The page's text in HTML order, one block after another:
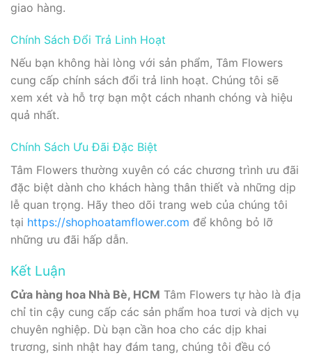
giao hàng.
Chính Sách Đổi Trả Linh Hoạt
Nếu bạn không hài lòng với sản phẩm, Tâm Flowers
cung cấp chính sách đổi trả linh hoạt. Chúng tôi sẽ
xem xét và hỗ trợ bạn một cách nhanh chóng và hiệu
quả nhất.
Chính Sách Ưu Đãi Đặc Biệt
Tâm Flowers thường xuyên có các chương trình ưu đãi
đặc biệt dành cho khách hàng thân thiết và những dịp
lễ quan trọng. Hãy theo dõi trang web của chúng tôi
tại https://shophoatamflower.com để không bỏ lỡ
những ưu đãi hấp dẫn.
Kết Luận
Cửa hàng hoa Nhà Bè, HCM Tâm Flowers tự hào là địa
chỉ tin cậy cung cấp các sản phẩm hoa tươi và dịch vụ
chuyên nghiệp. Dù bạn cần hoa cho các dịp khai
trương, sinh nhật hay đám tang, chúng tôi đều có